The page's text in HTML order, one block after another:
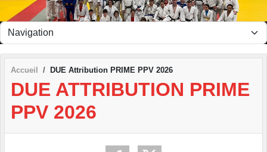
Accueil DUE Attribution PRIME PPV 2026
DUE ATTRIBUTION PRIME
PPV 2026